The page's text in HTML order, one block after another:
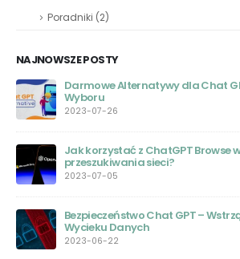
Poradniki (2)
NAJNOWSZE POSTY
Darmowe Alternatywy dla Chat
Wyboru
2023-07-26
Jak korzystać z ChatGPT Browse
przeszukiwania sieci?
2023-07-05
Bezpieczeństwo Chat GPT –
Wycieku Danych
2023-06-22